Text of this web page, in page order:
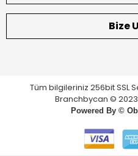
Bize
Tüm bilgileriniz 256bit SSL
Branchbycan © 2023
Powered By ©